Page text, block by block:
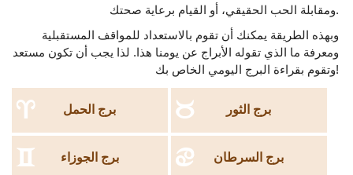
ومقابلة الحب الحقيقي، أو القيام برعاية صحتك.
وبهذه الطريقة يمكنك أن تقوم بالاستعداد للمواقف المستقبلية
ومعرفة ما الذي تقوله الأبراج عن يومنا هذا. لذا يجب أن تكون مستعد
وتقوم بقراءة البرج اليومي الخاص بك!
برج الحمل a برج الثور b
برج الجوزاء c برج السرطان d